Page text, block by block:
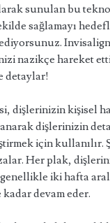
sunulan bu
sağlamayı
nazikçe hareket
detaylar!
dişlerinizin kişisel
dişlerinizin
için
Her plak,
genellikle iki hafta
devam eder.